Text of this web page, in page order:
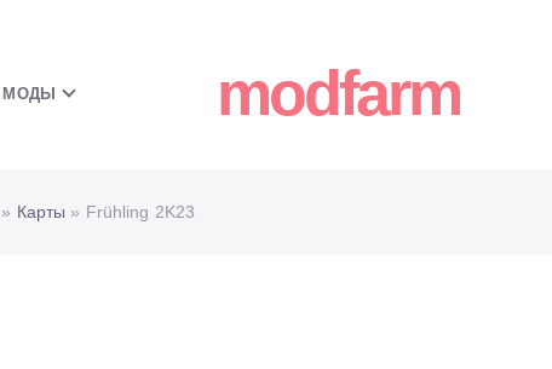
МОДЫ modfarm
» Карты » Frühling 2K23